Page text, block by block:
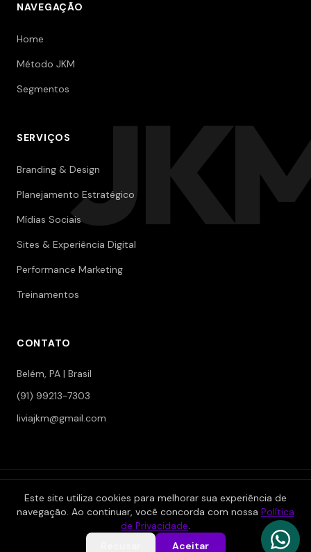
NAVEGAÇÃO
Home
Método JKM
Segmentos
SERVIÇOS
Branding & Design
Planejamento Estratégico
Mídias Sociais
Sites & Experiência Digital
Performance Marketing
Treinamentos
CONTATO
Belém, PA | Brasil
(91) 99213-7303
liviajkm@gmail.com
© 2006-2026 Jokerman — Branding & Marketing. Todos os
direitos reservados.
Política de Privacidade |Termos de Serviço Área Restrita
Reinaldo Valente— powered by Tryvia®
Este site utiliza cookies para melhorar sua experiência de
navegação. Ao continuar, você concorda com nossa Política
de Privacidade.
Aceitar